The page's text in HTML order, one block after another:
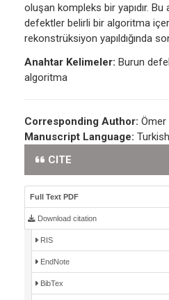
oluşan kompleks bir yapıdır.
defektler belirli bir algoritma
rekonstrüksiyon yapıldığında
Anahtar Kelimeler: Burun
algoritma
Corresponding Author: Ömer
Manuscript Language: Turkish
CITE
Full Text PDF
Download citation
RIS
EndNote
BibTex